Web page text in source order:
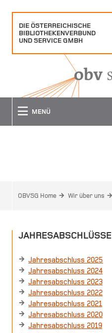
DIE ÖSTERREICHISCHE
BIBLIOTHEKENVERBUND
UND SERVICE GMBH
MENÜ
OBVSG Home Wir über uns
JAHRESABSCHLÜSSE
Jahresabschluss 2025
Jahresabschluss 2024
Jahresabschluss 2023
Jahresabschluss 2022
Jahresabschluss 2021
Jahresabschluss 2020
Jahresabschluss 2019